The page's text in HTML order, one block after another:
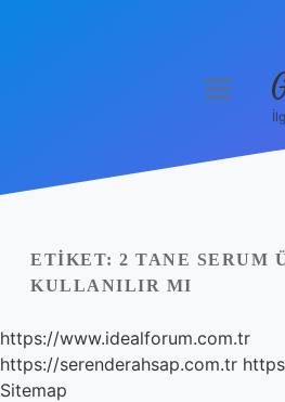
Yasal Uyarı
menüyü
ETIKET: 2 TANE SERUM
KULLANILIR MI
https://www.idealforum.com.tr
https://serenderahsap.com.tr
Sitemap